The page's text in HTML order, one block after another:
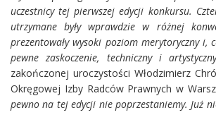
uczestnicy tej pierwszej edycji konkursu.
utrzymane były wprawdzie w różnej
prezentowały wysoki poziom merytoryczny i,
pewne zaskoczenie, techniczny i
zakończonej uroczystości Włodzimierz
Okręgowej Izby Radców Prawnych w
pewno na tej edycji nie poprzestaniemy. Już